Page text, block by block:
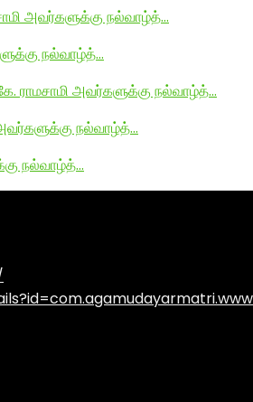
அவர்களுக்கு நல்வாழ்த்…
நல்வாழ்த்…
ராமசாமி அவர்களுக்கு நல்வாழ்த்…
நல்வாழ்த்…
நல்வாழ்த்…